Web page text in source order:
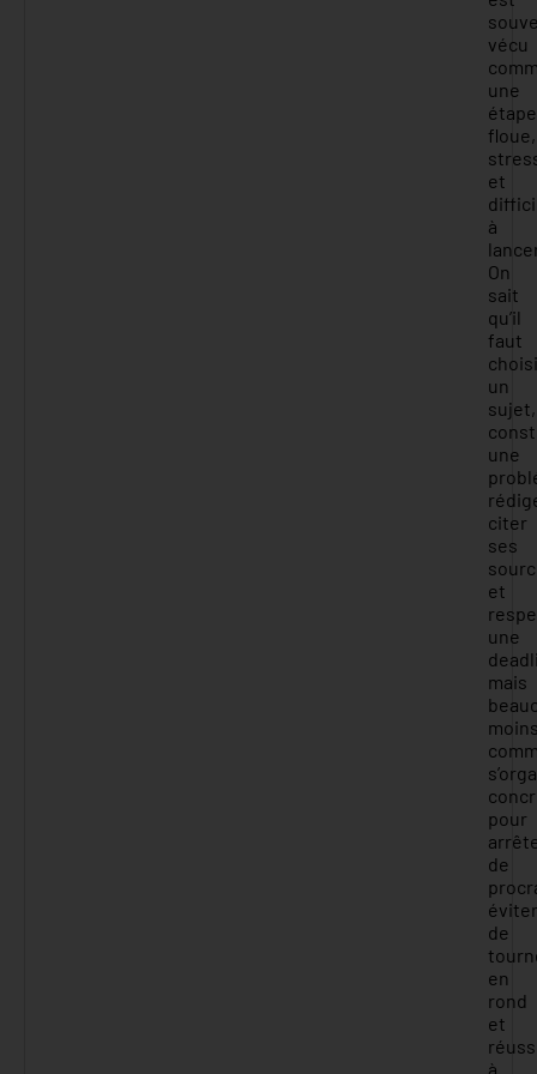
vécu
une
étape
floue,
et
à
On
sait
qu’il
faut
un
sujet,
une
citer
ses
et
une
mais
pour
de
éviter
de
en
rond
et
à